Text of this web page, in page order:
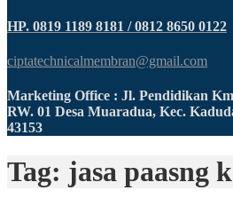
HP. 0819 1189 8181 / 0812 8650 0122
ciptatechnicalmembran@gmail.com
Marketing Office : Jl. Pendidikan
RW. 01 Desa Muaradua, Kec.
43153
Tag: jasa paasng